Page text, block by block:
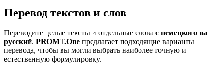
Перевод текстов и слов
Переводите целые тексты и отдельные слова с немецкого на
русский. PROMT.One предлагает подходящие варианты
перевода, чтобы вы могли выбрать наиболее точную и
естественную формулировку.